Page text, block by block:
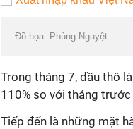
Đồ họa: Phùng Nguyệt
Trong tháng 7, dầu thô
110% so với tháng trước
Tiếp đến là những mặt